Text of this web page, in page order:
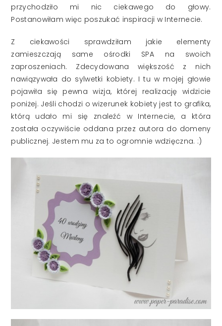
przychodziło mi nic ciekawego do głowy.
Postanowiłam więc poszukać inspiracji w Internecie.
Z ciekawości sprawdziłam jakie elementy
zamieszczają same ośrodki SPA na swoich
zaproszeniach. Zdecydowana większość z nich
nawiązywała do sylwetki kobiety. I tu w mojej głowie
pojawiła się pewna wizja, której realizację widzicie
poniżej. Jeśli chodzi o wizerunek kobiety jest to grafika,
którą udało mi się znaleźć w Internecie, a która
została oczywiście oddana przez autora do domeny
publicznej. Jestem mu za to ogromnie wdzięczna. :)